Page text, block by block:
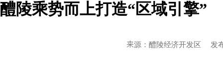
醴陵乘势而上打造“区域引擎”
来源：醴陵经济开发区 发